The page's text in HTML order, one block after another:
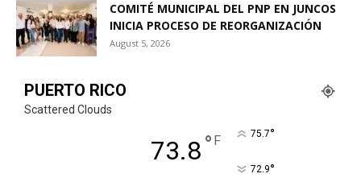
COMITÉ MUNICIPAL DEL PNP EN JUNCOS
INICIA PROCESO DE REORGANIZACIÓN
August 5, 2026
PUERTO RICO
Scattered Clouds
73.8° F 75.7°
72.9°